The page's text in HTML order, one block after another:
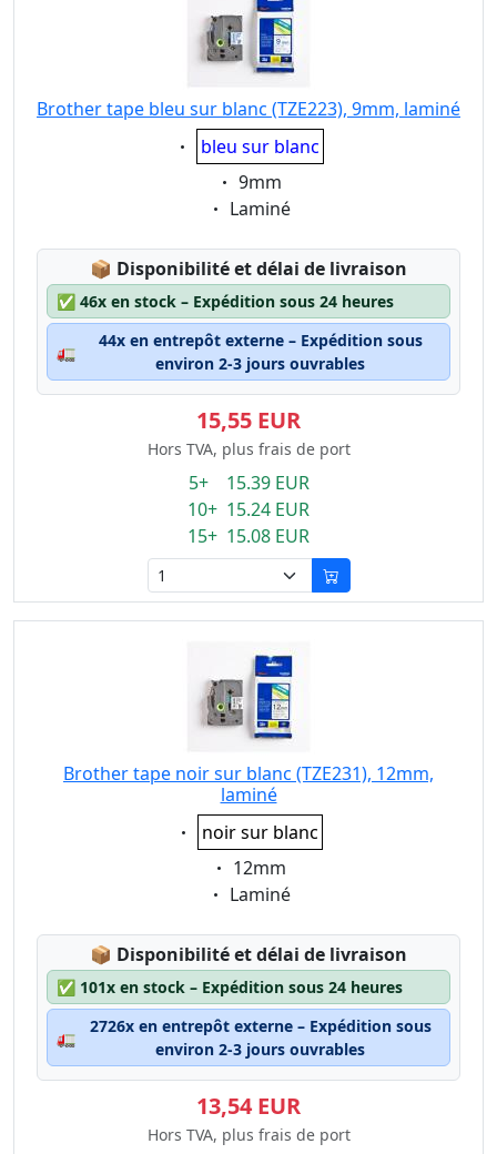
Brother tape bleu sur blanc (TZE223), 9mm, laminé
Eigenschaft:
bleu sur blanc
Eigenschaft:
9mm
Eigenschaft:
Laminé
📦 Lagerstatus:
Disponibilité et délai de livraison
✅ 46x en stock – Expédition sous 24 heures
🚛
44x en entrepôt externe – Expédition sous
environ 2-3 jours ouvrables
15,55 EUR
Hors TVA, plus frais de port
5+ 15.39 EUR
10+ 15.24 EUR
15+ 15.08 EUR
Brother tape noir sur blanc (TZE231), 12mm,
laminé
Eigenschaft:
noir sur blanc
Eigenschaft:
12mm
Eigenschaft:
Laminé
📦 Lagerstatus:
Disponibilité et délai de livraison
✅ 101x en stock – Expédition sous 24 heures
🚛
2726x en entrepôt externe – Expédition sous
environ 2-3 jours ouvrables
13,54 EUR
Hors TVA, plus frais de port